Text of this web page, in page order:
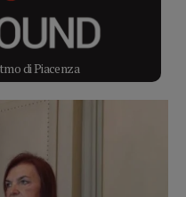
di Piacenza